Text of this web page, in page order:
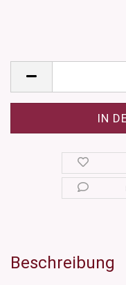
Beschreibung